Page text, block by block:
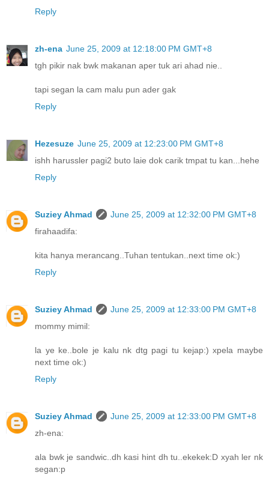
Reply
zh-ena June 25, 2009 at 12:18:00 PM GMT+8
tgh pikir nak bwk makanan aper tuk ari ahad nie..
tapi segan la cam malu pun ader gak
Reply
Hezesuze June 25, 2009 at 12:23:00 PM GMT+8
ishh harussler pagi2 buto laie dok carik tmpat tu kan...hehe
Reply
Suziey Ahmad
June 25, 2009 at 12:32:00 PM GMT+8
firahaadifa:
kita hanya merancang..Tuhan tentukan..next time ok:)
Reply
Suziey Ahmad
June 25, 2009 at 12:33:00 PM GMT+8
mommy mimil:
la ye ke..bole je kalu nk dtg pagi tu kejap:) xpela maybe
next time ok:)
Reply
Suziey Ahmad
June 25, 2009 at 12:33:00 PM GMT+8
zh-ena:
ala bwk je sandwic..dh kasi hint dh tu..ekekek:D xyah ler nk
segan:p